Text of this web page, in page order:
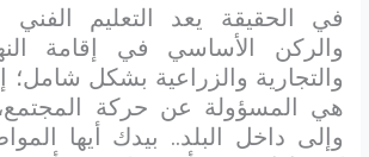
في الحقيقة يعد التعليم
والركن الأساسي في إقامة
والتجارية والزراعية بشكل شامل؛
هي المسؤولة عن حركة
وإلى داخل البلد.. بيدك أيها